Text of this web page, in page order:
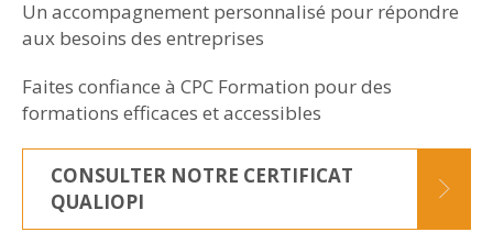
Un accompagnement personnalisé pour répondre
aux besoins des entreprises
Faites confiance à CPC Formation pour des
formations efficaces et accessibles
CONSULTER NOTRE CERTIFICAT
QUALIOPI